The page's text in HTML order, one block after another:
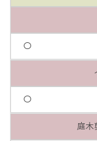
〇
〇
庭木